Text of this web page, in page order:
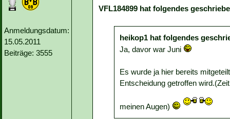
Anmeldungsdatum:
15.05.2011
Beiträge: 3555
VFL184899 hat folgendes
heikop1 hat folgendes
Ja, davor war Juni
Es wurde ja hier bereits
Entscheidung getroffen
meinen Augen)